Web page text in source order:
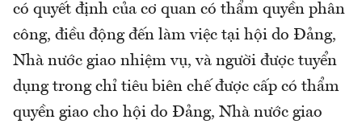
có quyết định của cơ quan có thẩm quyền phân
công, điều động đến làm việc tại hội do Đảng,
Nhà nước giao nhiệm vụ, và người được tuyển
dụng trong chỉ tiêu biên chế được cấp có thẩm
quyền giao cho hội do Đảng, Nhà nước giao